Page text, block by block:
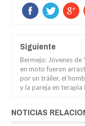
Siguiente
Bermejo: Jóvenes de
en moto fueron
por un tráiler, el
y la pareja en terapia
NOTICIAS